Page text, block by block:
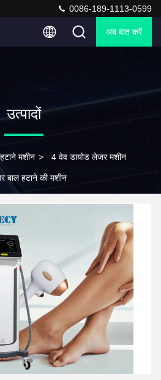
0086-189-1113-0599
अब बात करें
उत्पादों
मशीन > 4 वेव डायोड लेजर मशीन
हटाने की मशीन